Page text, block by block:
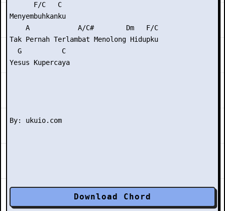
      F/C   C
Menyembuhkanku
    A            A/C#        Dm   F/C
Tak Pernah Terlambat Menolong Hidupku
  G          C
Yesus Kupercaya
Download Chord